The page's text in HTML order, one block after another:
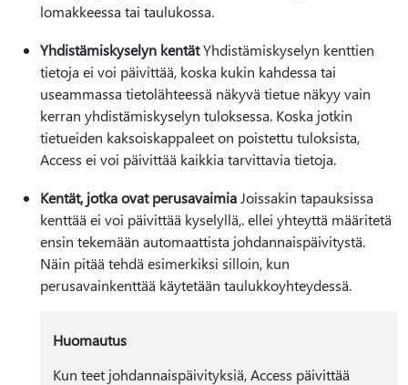
lomakkeessa tai taulukossa.
Yhdistämiskyselyn kentätYhdistämiskyselyn kenttien
tietoja ei voi päivittää, koska kukin kahdessa tai
useammassa tietolähteessä näkyvä tietue näkyy vain
kerran yhdistämiskyselyn tuloksessa. Koska jotkin
tietueiden kaksoiskappaleet on poistettu tuloksista,
Access ei voi päivittää kaikkia tarvittavia tietoja.
Kentät, jotka ovat perusavaimia Joissakin tapauksissa
kenttää ei voi päivittää kyselyllä,. ellei yhteyttä määritetä
ensin tekemään automaattista johdannaispäivitystä.
Näin pitää tehdä esimerkiksi silloin, kun
perusavainkenttää käytetään taulukkoyhteydessä.
Huomautus
Kun teet johdannaispäivityksiä, Access päivittää